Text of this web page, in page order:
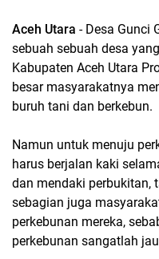
Aceh Utara - Desa Gunci
sebuah sebuah desa
Kabupaten Aceh Utara
besar masyarakatnya
buruh tani dan berkebun.
Namun untuk menuju
harus berjalan kaki
dan mendaki perbukitan,
sebagian juga
perkebunan mereka,
perkebunan sangatlah